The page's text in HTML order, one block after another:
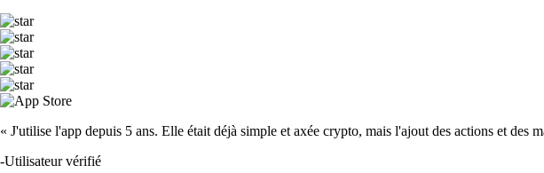
« J'utilise l'app depuis 5 ans. Elle était déjà simple et axée crypto, mais l'ajout des actions et
-Utilisateur vérifié